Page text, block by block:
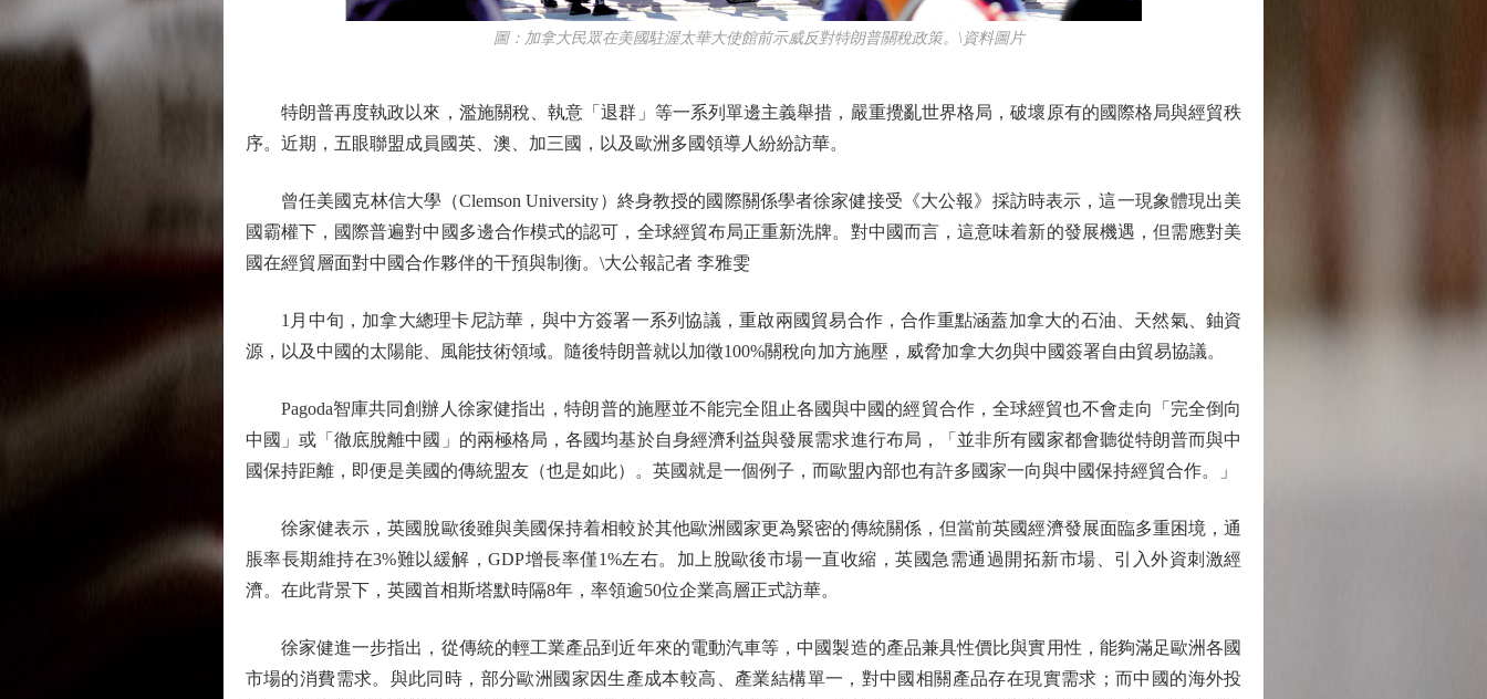
圖：加拿大民眾在美國駐渥太華大使館前示威反對特朗普關稅政策。\資料圖片
特朗普再度執政以來，濫施關稅、執意「退群」等一系列單邊主義舉措，嚴重攪亂世界格局，破壞原有的國際格局與經貿秩
序。近期，五眼聯盟成員國英、澳、加三國，以及歐洲多國領導人紛紛訪華。
曾任美國克林信大學（Clemson University）終身教授的國際關係學者徐家健接受《大公報》採訪時表示，這一現象體現出美
國霸權下，國際普遍對中國多邊合作模式的認可，全球經貿布局正重新洗牌。對中國而言，這意味着新的發展機遇，但需應對美
國在經貿層面對中國合作夥伴的干預與制衡。\大公報記者 李雅雯
1月中旬，加拿大總理卡尼訪華，與中方簽署一系列協議，重啟兩國貿易合作，合作重點涵蓋加拿大的石油、天然氣、鈾資
源，以及中國的太陽能、風能技術領域。隨後特朗普就以加徵100%關稅向加方施壓，威脅加拿大勿與中國簽署自由貿易協議。
Pagoda智庫共同創辦人徐家健指出，特朗普的施壓並不能完全阻止各國與中國的經貿合作，全球經貿也不會走向「完全倒向
中國」或「徹底脫離中國」的兩極格局，各國均基於自身經濟利益與發展需求進行布局，「並非所有國家都會聽從特朗普而與中
國保持距離，即便是美國的傳統盟友（也是如此）。英國就是一個例子，而歐盟內部也有許多國家一向與中國保持經貿合作。」
徐家健表示，英國脫歐後雖與美國保持着相較於其他歐洲國家更為緊密的傳統關係，但當前英國經濟發展面臨多重困境，通
脹率長期維持在3%難以緩解，GDP增長率僅1%左右。加上脫歐後市場一直收縮，英國急需通過開拓新市場、引入外資刺激經
濟。在此背景下，英國首相斯塔默時隔8年，率領逾50位企業高層正式訪華。
徐家健進一步指出，從傳統的輕工業產品到近年來的電動汽車等，中國製造的產品兼具性價比與實用性，能夠滿足歐洲各國
市場的消費需求。與此同時，部分歐洲國家因生產成本較高、產業結構單一，對中國相關產品存在現實需求；而中國的海外投